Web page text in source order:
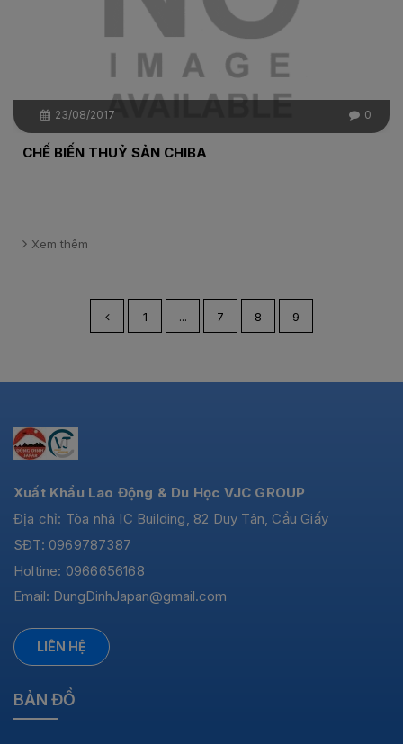
23/08/2017 0
CHẾ BIẾN THUỶ SẢN CHIBA
Xem thêm
1 ... 7 8 9
Xuất Khẩu Lao Động & Du Học VJC GROUP
Địa chỉ: Tòa nhà IC Building, 82 Duy Tân, Cầu Giấy
SĐT: 0969787387
Holtine: 0966656168
Email: DungDinhJapan@gmail.com
LIÊN HỆ
BẢN ĐỒ